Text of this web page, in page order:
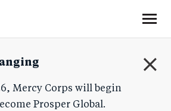
content
Mercy Corps will begin
Prosper Global.